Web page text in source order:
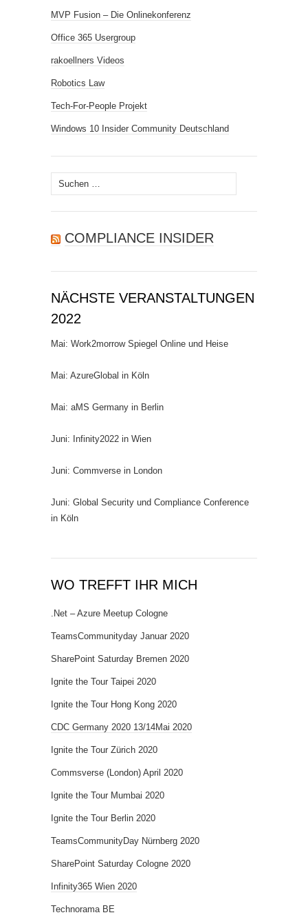
MVP Fusion – Die Onlinekonferenz
Office 365 Usergroup
rakoellners Videos
Robotics Law
Tech-For-People Projekt
Windows 10 Insider Community Deutschland
Suchen
nach:
COMPLIANCE INSIDER
NÄCHSTE VERANSTALTUNGEN
2022
Mai: Work2morrow Spiegel Online und Heise
Mai: AzureGlobal in Köln
Mai: aMS Germany in Berlin
Juni: Infinity2022 in Wien
Juni: Commverse in London
Juni: Global Security und Compliance Conference
in Köln
WO TREFFT IHR MICH
.Net – Azure Meetup Cologne
TeamsCommunityday Januar 2020
SharePoint Saturday Bremen 2020
Ignite the Tour Taipei 2020
Ignite the Tour Hong Kong 2020
CDC Germany 2020 13/14Mai 2020
Ignite the Tour Zürich 2020
Commsverse (London) April 2020
Ignite the Tour Mumbai 2020
Ignite the Tour Berlin 2020
TeamsCommunityDay Nürnberg 2020
SharePoint Saturday Cologne 2020
Infinity365 Wien 2020
Technorama BE